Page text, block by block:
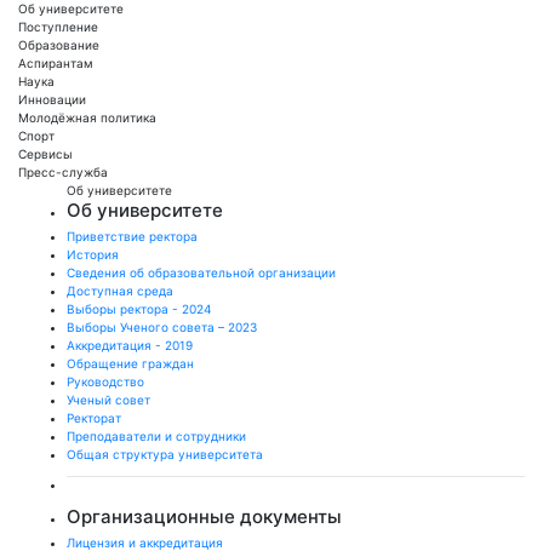
Об университете
Поступление
Образование
Аспирантам
Наука
Инновации
Молодёжная политика
Спорт
Сервисы
Пресс-служба
Об университете
Об университете
Приветствие ректора
История
Сведения об образовательной организации
Доступная среда
Выборы ректора - 2024
Выборы Ученого совета – 2023
Аккредитация - 2019
Обращение граждан
Руководство
Ученый совет
Ректорат
Преподаватели и сотрудники
Общая структура университета
Организационные документы
Лицензия и аккредитация